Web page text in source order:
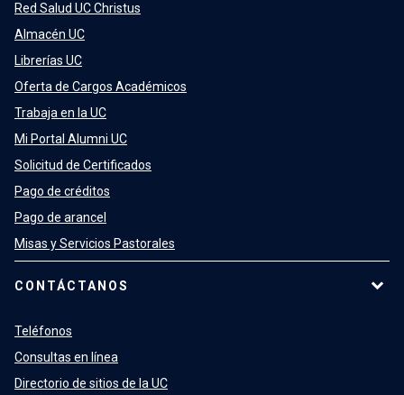
Red Salud UC Christus
Almacén UC
Librerías UC
Oferta de Cargos Académicos
Trabaja en la UC
Mi Portal Alumni UC
Solicitud de Certificados
Pago de créditos
Pago de arancel
Misas y Servicios Pastorales
CONTÁCTANOS
Teléfonos
Consultas en línea
Directorio de sitios de la UC